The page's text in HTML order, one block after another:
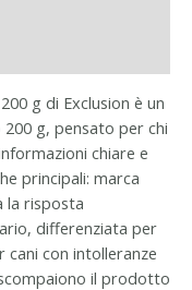
g di Exclusion è un
g, pensato per chi
chiare e
principali: marca
la risposta
differenziata per
con intolleranze
il prodotto